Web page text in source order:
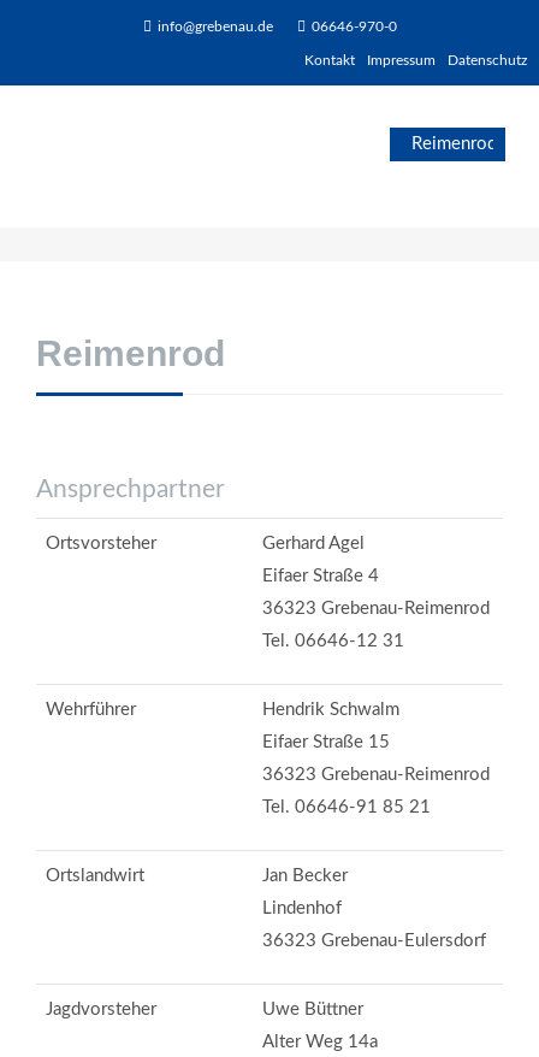
info@grebenau.de 06646-970-0
Kontakt Impressum Datenschutz
Reimenrod
Ansprechpartner
Ortsvorsteher
Gerhard Agel
Eifaer Straße 4
36323 Grebenau-Reimenrod
Tel. 06646-12 31
Wehrführer
Hendrik Schwalm
Eifaer Straße 15
36323 Grebenau-Reimenrod
Tel. 06646-91 85 21
Ortslandwirt
Jan Becker
Lindenhof
36323 Grebenau-Eulersdorf
Jagdvorsteher
Uwe Büttner
Alter Weg 14a